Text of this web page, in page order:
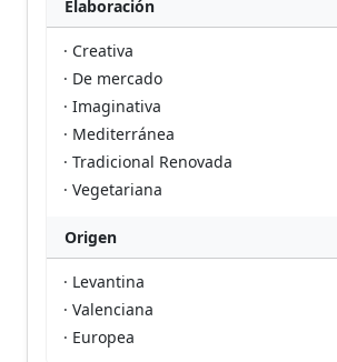
Elaboración
· Creativa
· De mercado
· Imaginativa
· Mediterránea
· Tradicional Renovada
· Vegetariana
Origen
· Levantina
· Valenciana
· Europea